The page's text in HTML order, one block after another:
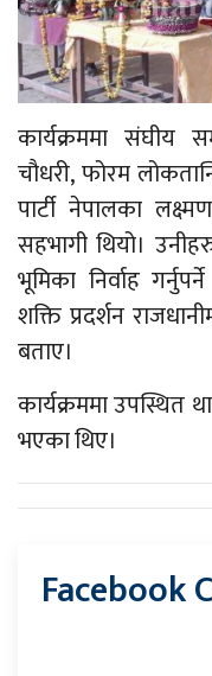
कार्यक्रममा संघीय
चौधरी, फोरम
पार्टी नेपालका
सहभागी थियो।
भूमिका निर्वाह
शक्ति प्रदर्शन
बताए।
कार्यक्रममा उपस्थित
भएका थिए।
Facebook